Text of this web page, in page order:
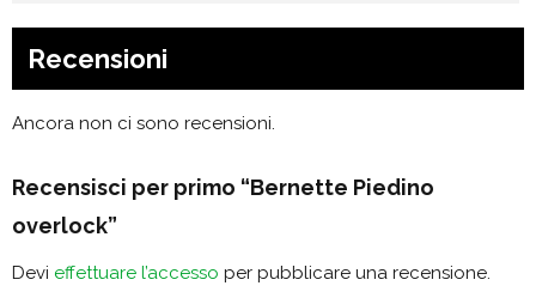
Recensioni
Ancora non ci sono recensioni.
Recensisci per primo “Bernette Piedino
overlock”
Devi effettuare l’accesso per pubblicare una recensione.